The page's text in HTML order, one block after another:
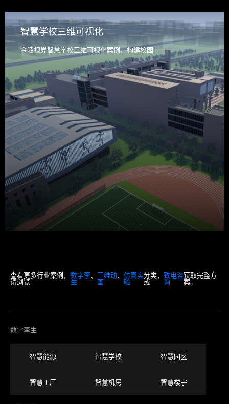
智慧学校三维可视化
金陵视界智慧学校三维可视化案例，构建校园...
查看更多行业案例，
请浏览
数字孪
生
、 三维动
画
、 仿真实
验
分类，
或
致电咨
询
获取完整方
案。
数字孪生
智慧能源 智慧学校 智慧园区
智慧工厂 智慧机房 智慧楼宇